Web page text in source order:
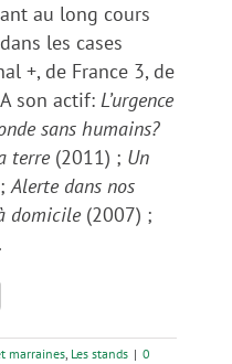
au long cours
les cases
+, de France 3, de
son actif: L’urgence
sans humains?
terre(2011) ; Un
;Alerte dans nos
domicile(2007) ;
marraines, Les stands | 0